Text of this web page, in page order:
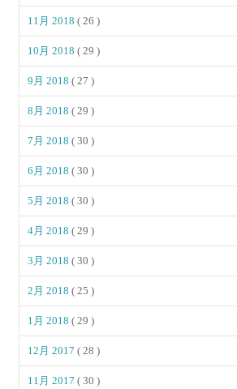
11月 2018( 26 )
10月 2018( 29 )
9月 2018( 27 )
8月 2018( 29 )
7月 2018( 30 )
6月 2018( 30 )
5月 2018( 30 )
4月 2018( 29 )
3月 2018( 30 )
2月 2018( 25 )
1月 2018( 29 )
12月 2017( 28 )
11月 2017( 30 )